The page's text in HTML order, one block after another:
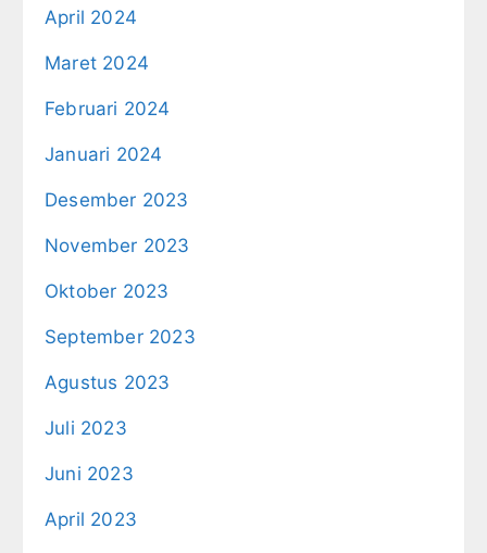
April 2024
Maret 2024
Februari 2024
Januari 2024
Desember 2023
November 2023
Oktober 2023
September 2023
Agustus 2023
Juli 2023
Juni 2023
April 2023